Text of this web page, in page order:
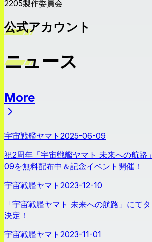
2205製作委員会
公式アカウント
ニュース
More
宇宙戦艦ヤマト 2025-06-09
祝2周年「宇宙戦艦ヤマト 未来への航路
09を無料配布中＆記念イベント開催！
宇宙戦艦ヤマト 2023-12-10
「宇宙戦艦ヤマト 未来への航路」にて
決定！
宇宙戦艦ヤマト 2023-11-01